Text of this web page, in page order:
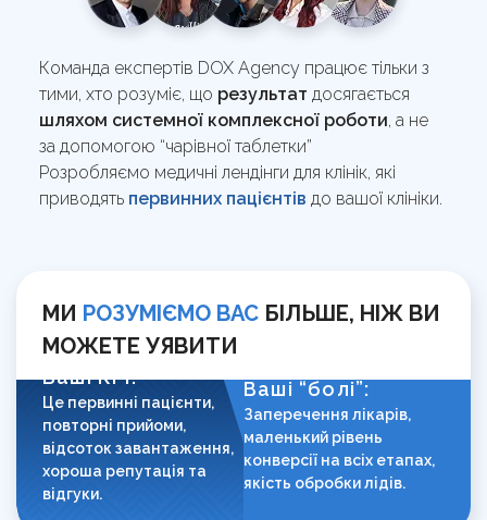
Команда
Кому ми допомагаємо
Навчання сервісу в клініці
Калькулятор LTV пацієнта
Гайд з медичного GEO
UTM-генератор
Брифи
UA RU
Команда експертів DOX Agency працює тільки з
тими, хто розуміє, що результат досягається
шляхом системної комплексної роботи, а не
за допомогою “чарівної таблетки”
Розробляємо медичні лендінги для клінік, які
приводять первинних пацієнтів до вашої клініки.
МИ РОЗУМІЄМО ВАС БІЛЬШЕ, НІЖ ВИ
МОЖЕТЕ УЯВИТИ
Ваші КРІ:
Це первинні пацієнти,
повторні прийоми,
відсоток завантаження,
хороша репутація та
відгуки.
Ваші “болі”:
Заперечення лікарів,
маленький рівень
конверсії на всіх етапах,
якість обробки лідів.